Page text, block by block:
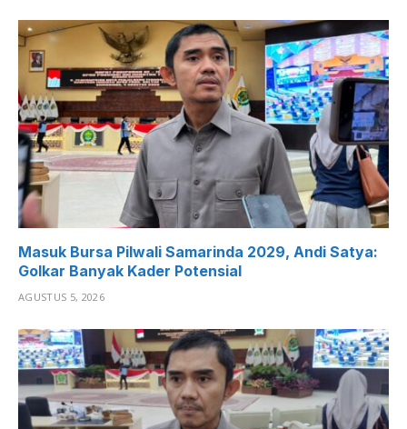
Masuk Bursa Pilwali Samarinda 2029, Andi Satya:
Golkar Banyak Kader Potensial
AGUSTUS 5, 2026